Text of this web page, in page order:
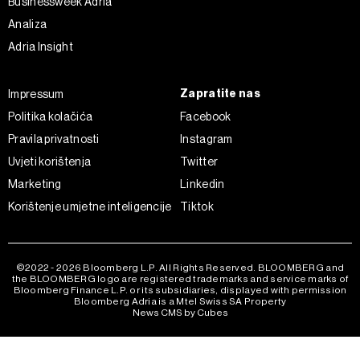
ažurirati klikom na „Prikaži detalje“. Privolu možete u bilo
kojem trenutku povući bez negativnih posljedica.
Analiza
Adria Insight
Impressum
Politika kolačića
Pravila privatnosti
Uvjeti korištenja
Marketing
Korištenje umjetne inteligencije
Zapratite nas
Facebook
Instagram
Twitter
Linkedin
Tiktok
©2022 - 2026 Bloomberg L.P. All Rights Reserved. BLOOMBERG and
the BLOOMBERG logo are registered trademarks and service marks of
Bloomberg Finance L.P. or its subsidiaries, displayed with permission
Bloomberg Adria is a Mtel Swiss SA Property
News CMS by Cubes